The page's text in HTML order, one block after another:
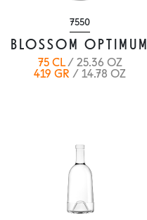
7550
BLOSSOM OPTIMUM
75 CL/ 25.36 OZ
419 GR / 14.78 OZ